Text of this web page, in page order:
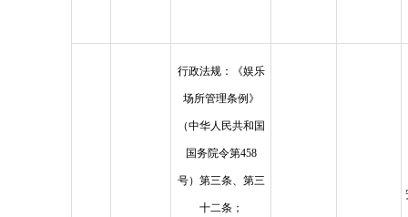
行政法规：《娱乐
场所管理条例》
（中华人民共和国
国务院令第458
号）第三条、第三
十二条；